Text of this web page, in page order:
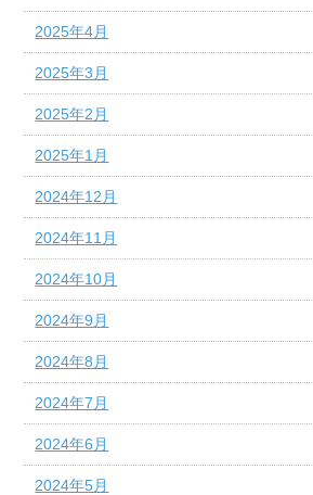
2025年4月
2025年3月
2025年2月
2025年1月
2024年12月
2024年11月
2024年10月
2024年9月
2024年8月
2024年7月
2024年6月
2024年5月